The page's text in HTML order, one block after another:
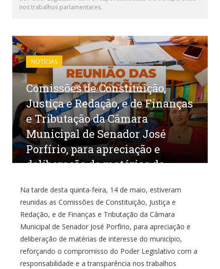
nos trabalhos parlamentares.
NOTÍCIAS
Comissões de Constituição,
Justiça e Redação, e de Finanças
e Tributação da Câmara
Municipal de Senador José
Porfírio, para apreciação e
deliberação de matérias de
reforçando o compromisso do
Poder Legislativo com a
responsabilidade e a
transparência nos trabalhos
parlamentares.
Na tarde desta quinta-feira, 14 de maio, estiveram
reunidas as Comissões de Constituição, Justiça e
Redação, e de Finanças e Tributação da Câmara
Municipal de Senador José Porfírio, para apreciação e
deliberação de matérias de interesse do município,
reforçando o compromisso do Poder Legislativo com a
responsabilidade e a transparência nos trabalhos